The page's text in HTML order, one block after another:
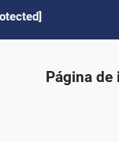
Página de